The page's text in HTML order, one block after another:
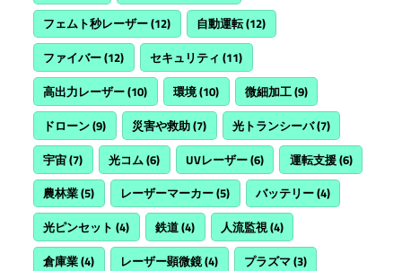
フェムト秒レーザー(12) 自動運転(12)
ファイバー(12) セキュリティ (11)
高出力レーザー(10) 環境(10) 微細加工(9)
ドローン(9) 災害や救助(7) 光トランシーバ(7)
宇宙(7) 光コム(6) UVレーザー(6) 運転支援(6)
農林業(5) レーザーマーカー(5) バッテリー(4)
光ピンセット (4) 鉄道(4) 人流監視(4)
倉庫業(4) レーザー顕微鏡(4) プラズマ(3)